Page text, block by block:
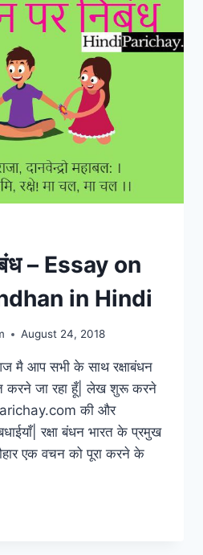
– Essay on
in Hindi
August 24, 2018
मै आप सभी के साथ रक्षाबंधन
करने जा रहा हूँ| लेख शुरू करने
की और
रक्षा बंधन भारत के प्रमुख
एक वचन को पूरा करने के